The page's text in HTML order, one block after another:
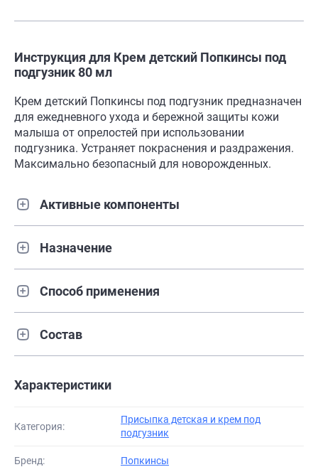
Инструкция для Крем детский Попкинсы под
подгузник 80 мл
Крем детский Попкинсы под подгузник предназначен
для ежедневного ухода и бережной защиты кожи
малыша от опрелостей при использовании
подгузника. Устраняет покраснения и раздражения.
Максимально безопасный для новорожденных.
Активные компоненты
Назначение
Способ применения
Состав
Характеристики
Категория:
Присыпка детская и крем под
подгузник
Бренд: Попкинсы